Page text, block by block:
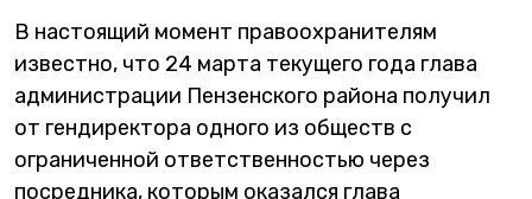
В настоящий момент правоохранителям
известно, что 24 марта текущего года глава
администрации Пензенского района получил
от гендиректора одного из обществ с
ограниченной ответственностью через
посредника, которым оказался глава